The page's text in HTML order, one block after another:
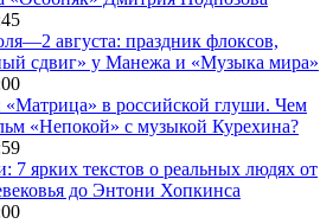
августа: праздник флоксов,
сдвиг» у Манежа и «Музыка мира»
«Матрица» в российской глуши. Чем
«Непокой» с музыкой Курехина?
7 ярких текстов о реальных людях от
до Энтони Хопкинса